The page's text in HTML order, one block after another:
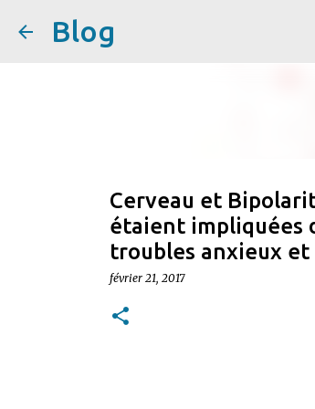
Blog
Cerveau et
étaient impliquées
troubles anxieux
février 21, 2017